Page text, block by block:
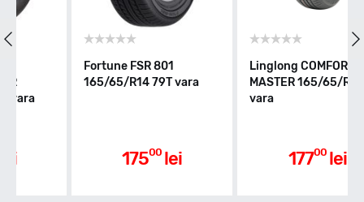
Clasa de eficienta
Fortune FSR 801
165/65/R14 79T vara
lei
Linglong COMFORT
MASTER 165/65/R14 79T
lei